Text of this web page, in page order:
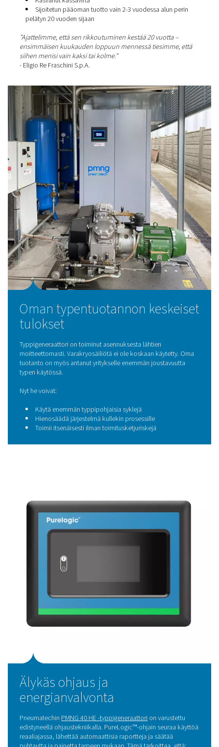
Eligio Re Fraschinille määräaikojen noudattaminen on
Tulipalo tai tekninen viivästys voi vaarantaa kokonaisia
tuotantoeriä ja häiritä projektin toimitusta.
Käyttämällä typpeä työmaalla yhtiö poisti merkittävän
riskitekijän. Turvallisempien ja keskeytymättömien
täsmällisyytensä – ja säilyttämään asiakkaiden
Alhaiset
alusta alkaen
Energiansäästö oli kriittinen tekijä oman typpituotannon
valinnassa. Sisäinen kustannusanalyysi osoitti, että
tuottaminen paikan päällä oli huomattavasti
kuin nestemäisen typen ostaminen ja varastointi.
Tulokset olivat välittömiä:
Vähentää riippuvuutta ulkoisista toimittajista
Kasvanut kassavirta
Sijoitetun pääoman tuotto vain2-3 vuodessa alun
pelätyn 20 vuoden sijaan
ensimmäisen kuukauden loppuun mennessä
siihen menisi vain kaksi tai kolme."
tulokset
Typpigeneraattori on toiminut asennuksesta lähtien
moitteettomasti. Varakryosäiliötä ei ole koskaan
tuotanto on myös antanut yritykselle enemmän
typen käytössä.
Nyt he voivat: